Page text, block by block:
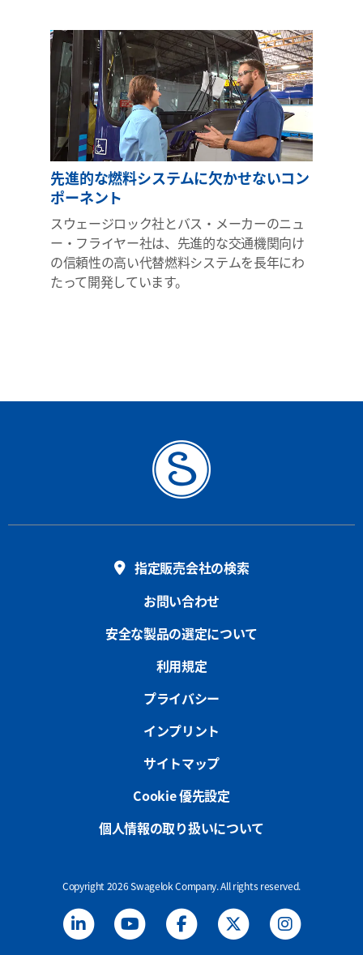
先進的な燃料システムに欠かせないコン
ポーネント
スウェージロック社とバス・メーカーのニュ
ー・フライヤー社は、先進的な交通機関向け
の信頼性の高い代替燃料システムを長年にわ
たって開発しています。
指定販売会社の検索
お問い合わせ
安全な製品の選定について
利用規定
プライバシー
インプリント
サイトマップ
Cookie 優先設定
個人情報の取り扱いについて
Copyright 2026 Swagelok Company. All rights reserved.